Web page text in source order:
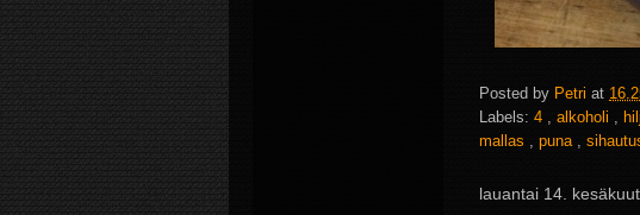
Posted by Petri at
Labels: 4 , alkoholi ,
mallas , puna ,
lauantai 14.